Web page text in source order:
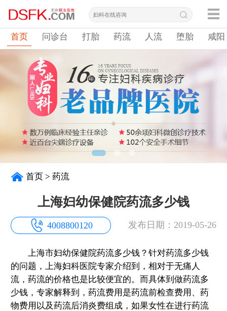
首页 问诊台 打胎 药流 人流 堕胎 咸阳
首页 >药流
上海妇幼保健院药流多少钱
4008800120 发布日期：2019-05-26
上海市妇幼保健院药流多少钱？针对药流多少钱
的问题，上海妇科医院专家介绍到，相对于无痛人
流，药流的价格也是比较便宜的。而具体到做药流多
少钱，专家解释到，药流费用是药流前检查费用、药
物费用以及药流后消炎费组成，如果女性在进行药流